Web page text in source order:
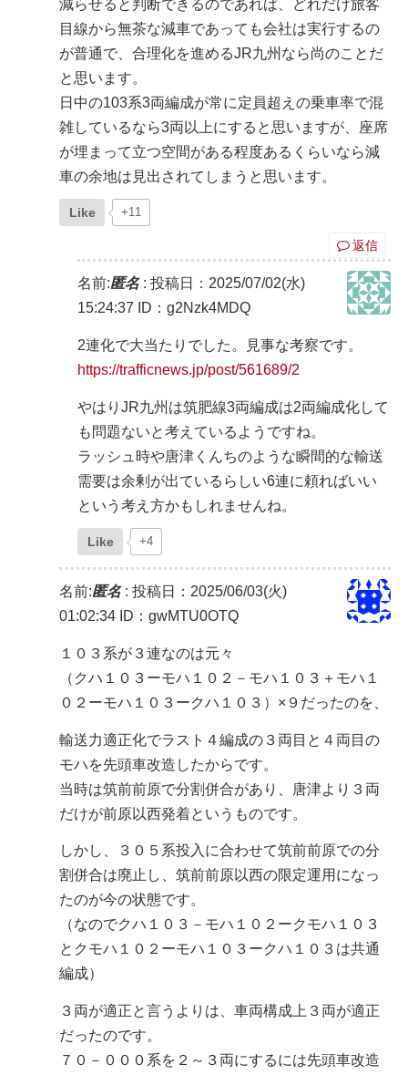
減らせると判断できるのであれば、どれだけ旅客
目線から無茶な減車であっても会社は実行するの
が普通で、合理化を進めるJR九州なら尚のことだ
と思います。
日中の103系3両編成が常に定員超えの乗車率で混
雑しているなら3両以上にすると思いますが、座席
が埋まって立つ空間がある程度あるくらいなら減
車の余地は見出されてしまうと思います。
Like +11
返信
名前:匿名: 投稿日：2025/07/02(水)
15:24:37
ID：g2Nzk4MDQ
2連化で大当たりでした。見事な考察です。
https://trafficnews.jp/post/561689/2
やはりJR九州は筑肥線3両編成は2両編成化して
も問題ないと考えているようですね。
ラッシュ時や唐津くんちのような瞬間的な輸送
需要は余剰が出ているらしい6連に頼ればいい
という考え方かもしれませんね。
Like +4
名前:匿名: 投稿日：2025/06/03(火)
01:02:34 ID：gwMTU0OTQ
１０３系が３連なのは元々
（クハ１０３ーモハ１０２－モハ１０３＋モハ１
０２ーモハ１０３ークハ１０３）×９だったのを、
輸送力適正化でラスト４編成の３両目と４両目の
モハを先頭車改造したからです。
当時は筑前前原で分割併合があり、唐津より３両
だけが前原以西発着というものです。
しかし、３０５系投入に合わせて筑前前原での分
割併合は廃止し、筑前前原以西の限定運用になっ
たのが今の状態です。
（なのでクハ１０３－モハ１０２ークモハ１０３
とクモハ１０２ーモハ１０３ークハ１０３は共通
編成）
３両が適正と言うよりは、車両構成上３両が適正
だったのです。
７０－０００系を２～３両にするには先頭車改造